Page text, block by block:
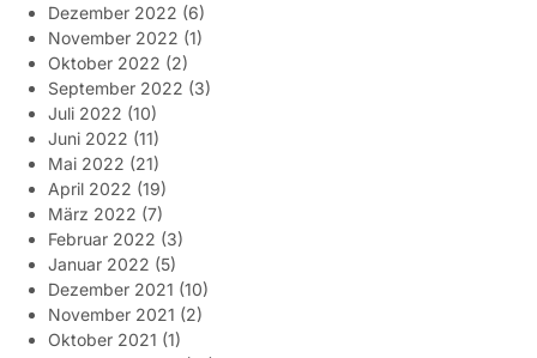
Dezember 2022 (6)
November 2022 (1)
Oktober 2022 (2)
September 2022 (3)
Juli 2022 (10)
Juni 2022 (11)
Mai 2022 (21)
April 2022 (19)
März 2022 (7)
Februar 2022 (3)
Januar 2022 (5)
Dezember 2021 (10)
November 2021 (2)
Oktober 2021 (1)